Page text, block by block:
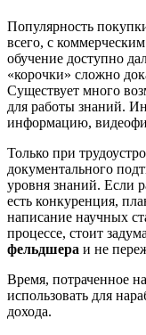
Популярность
всего, с
обучение доступно
«корочки» сложно
Существует много
для работы знаний.
информацию,
Только при
документального
уровня знаний. Если
есть конкуренция,
написание научных
процессе, стоит
фельдшера и не
Время, потраченное
использовать для
дохода.